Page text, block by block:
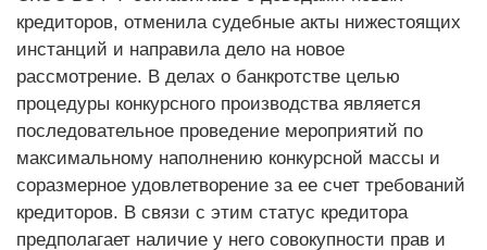
кредиторов, отменила судебные акты нижестоящих
инстанций и направила дело на новое
рассмотрение. В делах о банкротстве целью
процедуры конкурсного производства является
последовательное проведение мероприятий по
максимальному наполнению конкурсной массы и
соразмерное удовлетворение за ее счет требований
кредиторов. В связи с этим статус кредитора
предполагает наличие у него совокупности прав и